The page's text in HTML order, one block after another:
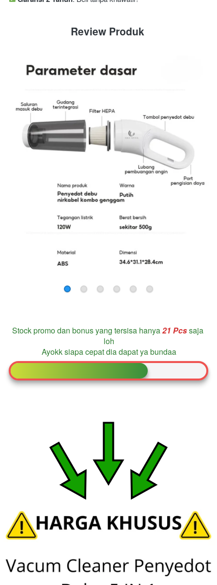
Review Produk
Stock promo dan bonus yang tersisa hanya21 Pcs saja
loh
Ayokk siapa cepat dia dapat ya bundaa